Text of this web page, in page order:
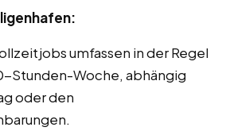
umfassen in der Regel
Stunden-Woche, abhängig
oder den